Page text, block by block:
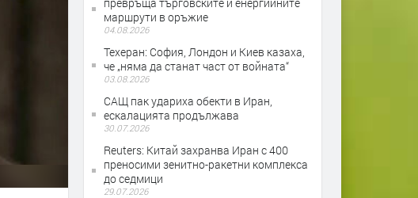
маршрути в оръжие
04.08.2026
Teхеран: София, Лондон и Киев казаха,
че „няма да станат част от войната“
03.08.2026
САЩ пак удариха обекти в Иран,
ескалацията продължава
30.07.2026
Reuters: Китай захранва Иран с 400
преносими зенитно-ракетни комплекса
до седмици
29.07.2026